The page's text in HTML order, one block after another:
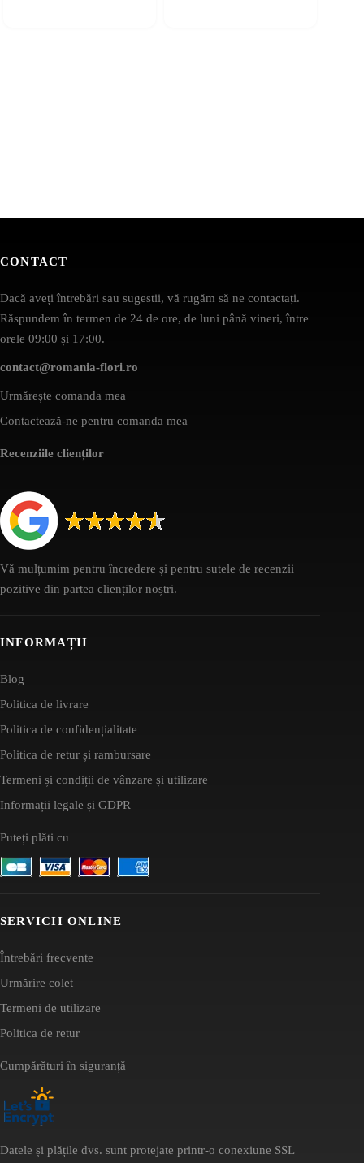
CONTACT
Dacă aveți întrebări sau sugestii, vă rugăm să ne contactați.
Răspundem în termen de 24 de ore, de luni până vineri, între
orele 09:00 și 17:00.
contact@romania-flori.ro
Urmărește comanda mea
Contactează-ne pentru comanda mea
Recenziile clienților
Vă mulțumim pentru încredere și pentru sutele de recenzii
pozitive din partea clienților noștri.
INFORMAȚII
Blog
Politica de livrare
Politica de confidențialitate
Politica de retur și rambursare
Termeni și condiții de vânzare și utilizare
Informații legale și GDPR
Puteți plăti cu
SERVICII ONLINE
Întrebări frecvente
Urmărire colet
Termeni de utilizare
Politica de retur
Cumpărături în siguranță
Datele și plățile dvs. sunt protejate printr-o conexiune SSL